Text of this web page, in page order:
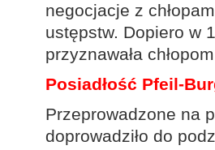
negocjacje z
ustępstw. Dopiero w
przyznawała
Posiadłość Pfeil-
Przeprowadzone na
doprowadziło do